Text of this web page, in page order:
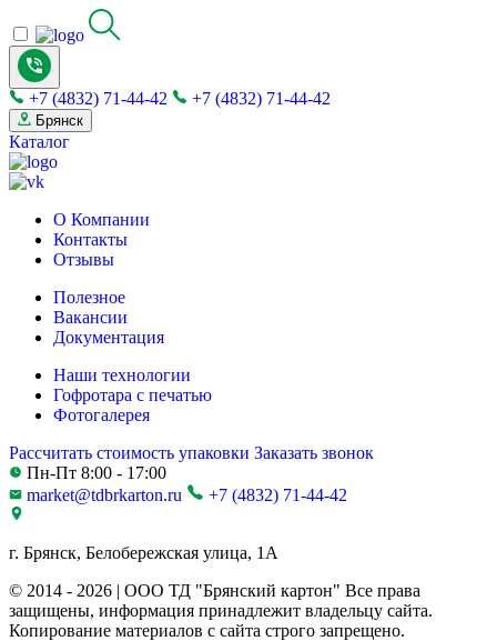
+7 (4832) 71-44-42 +7 (4832) 71-44-42
Брянск
Каталог
О Компании
Контакты
Отзывы
Полезное
Вакансии
Документация
Наши технологии
Гофротара с печатью
Фотогалерея
Рассчитать стоимость упаковки Заказать звонок
Пн-Пт 8:00 - 17:00
market@tdbrkarton.ru
+7 (4832) 71-44-42
г. Брянск, Белобережская улица, 1А
© 2014 - 2026 | ООО ТД "Брянский картон" Все права
защищены, информация принадлежит владельцу сайта.
Копирование материалов с сайта строго запрещено.